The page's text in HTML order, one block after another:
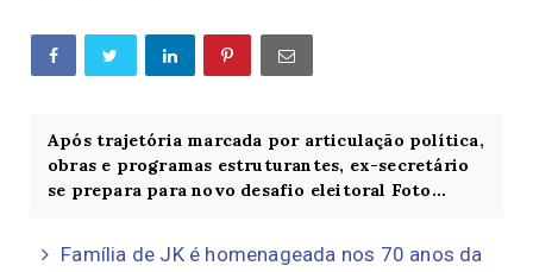
Após trajetória marcada por articulação política,
obras e programas estruturantes, ex-secretário
se prepara para novo desafio eleitoral Foto...
Família de JK é homenageada nos 70 anos da